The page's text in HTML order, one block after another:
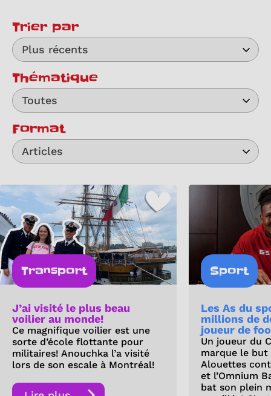
Trier par
Plus récents
Thématique
Toutes
Format
Articles
Transport
J’ai visité le plus beau
voilier au monde!
Ce magnifique voilier est une
sorte d’école flottante pour
militaires! Anouchka l’a visité
lors de son escale à Montréal!
Sport
Les As du
millions de
joueur de
Un joueur du
marque le but
Alouettes
et l’Omnium
bat son plein